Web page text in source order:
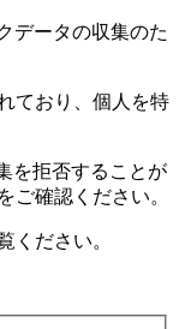
データの収集のた
ており、個人を特
を拒否することが
ご確認ください。
ください。